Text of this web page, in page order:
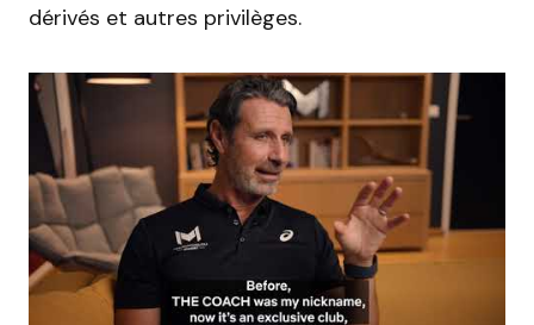
dérivés et autres privilèges.